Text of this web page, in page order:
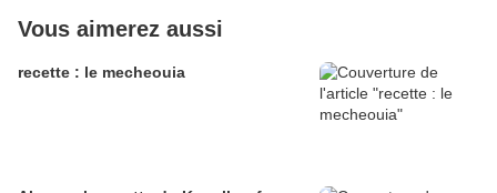
Vous aimerez aussi
recette : le mecheouia